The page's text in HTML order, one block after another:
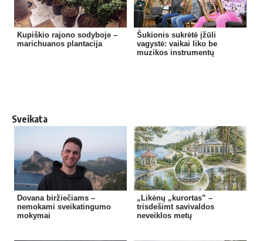
Kupiškio rajono sodyboje –
marichuanos plantacija
Šukionis sukrėtė įžūli
vagystė: vaikai liko be
muzikos instrumentų
Sveikata
Dovana biržiečiams –
nemokami sveikatingumo
mokymai
„Likėnų „kurortas” –
trisdešimt savivaldos
neveiklos metų